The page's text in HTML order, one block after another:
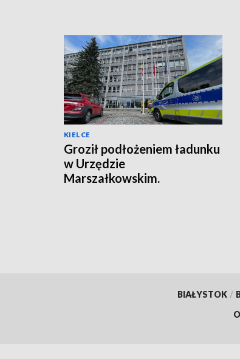
KIELCE
Groził podłożeniem ładunku
w Urzędzie
Marszałkowskim.
BIAŁYSTOK /